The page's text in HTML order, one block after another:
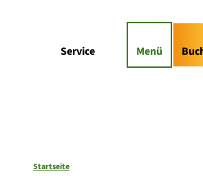
Service Menü
Startseite